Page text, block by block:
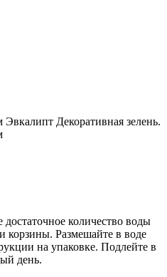
Декоративная зелень.
достаточное количество воды
Размешайте в воде
на упаковке. Подлейте в
день.